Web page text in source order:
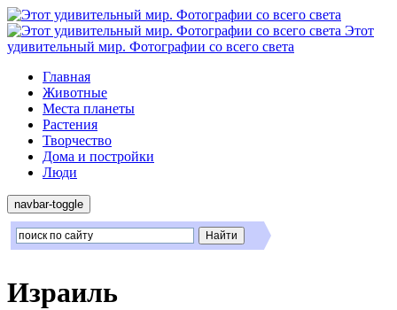
Этот
удивительный мир. Фотографии со всего света
Главная
Животные
Места планеты
Растения
Творчество
Дома и постройки
Люди
navbar-toggle
Израиль